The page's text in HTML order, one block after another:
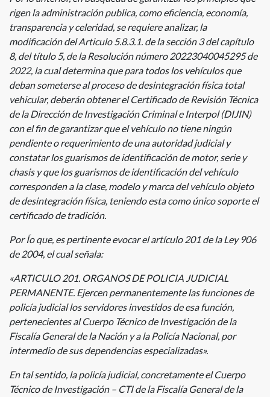
rigen la administración publica, como eficiencia, economía,
transparencia y celeridad, se requiere analizar, la
modificación del Articulo 5.8.3.1. de la sección 3 del capítulo
8, del título 5, de la Resolución número 20223040045295 de
2022, la cual determina que para todos los vehículos que
deban someterse al proceso de desintegración física total
vehicular, deberán obtener el Certificado de Revisión Técnica
de la Dirección de Investigación Criminal e Interpol (DIJIN)
con el fin de garantizar que el vehículo no tiene ningún
pendiente o requerimiento de una autoridad judicial y
constatar los guarismos de identificación de motor, serie y
chasis y que los guarismos de identificación del vehículo
corresponden a la clase, modelo y marca del vehículo objeto
de desintegración física, teniendo esta como único soporte el
certificado de tradición.
Por Ío que, es pertinente evocar el artículo 201 de la Ley 906
de 2004, el cual señala:
«ARTICULO 201. ORGANOS DE POLICIA JUDICIAL
PERMANENTE. Ejercen permanentemente las funciones de
policía judicial los servidores investidos de esa función,
pertenecientes al Cuerpo Técnico de Investigación de la
Fiscalía General de la Nación y a la Policía Nacional, por
intermedio de sus dependencias especializadas».
En tal sentido, la policía judicial, concretamente el Cuerpo
Técnico de Investigación – CTI de la Fiscalía General de la